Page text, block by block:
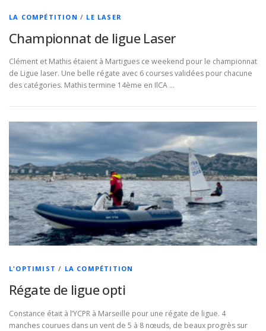
LA COMPÉTITION / LE LASER
Championnat de ligue Laser
Clément et Mathis étaient à Martigues ce weekend pour le championnat
de Ligue laser. Une belle régate avec 6 courses validées pour chacune
des catégories. Mathis termine 14ème en IlCA …
L'OPTIMIST / LA COMPÉTITION
Régate de ligue opti
Constance était à l’YCPR à Marseille pour une régate de ligue. 4
manches courues dans un vent de 5 à 8 nœuds, de beaux progrès sur